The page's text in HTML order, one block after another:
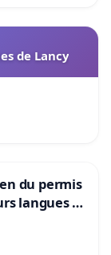
de Lancy
du permis
langues à